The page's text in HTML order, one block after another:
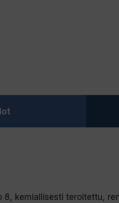
8, kemiallisesti teroitettu,